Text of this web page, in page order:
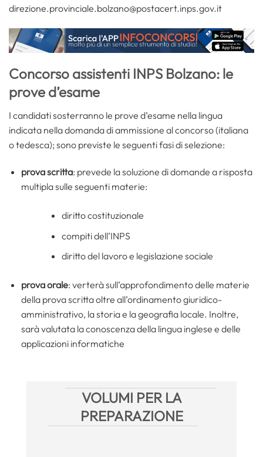
direzione.provinciale.bolzano@postacert.inps.gov.it
Concorso assistenti INPS Bolzano: le
prove d’esame
I candidati sosterranno le prove d’esame nella lingua
indicata nella domanda di ammissione al concorso (italiana
o tedesca); sono previste le seguenti fasi di selezione:
prova scritta: prevede la soluzione di domande a risposta
multipla sulle seguenti materie:
diritto costituzionale
compiti dell’INPS
diritto del lavoro e legislazione sociale
prova orale: verterà sull’approfondimento delle materie
della prova scritta oltre all’ordinamento giuridico-
amministrativo, la storia e la geografia locale. Inoltre,
sarà valutata la conoscenza della lingua inglese e delle
applicazioni informatiche
VOLUMI PER LA
PREPARAZIONE